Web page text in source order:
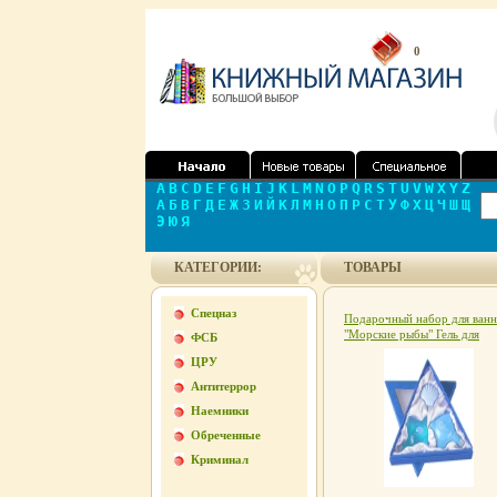
0
A B C D E F G H I J K L M N O P Q R S T U V W X Y Z
А Б В Г Д Е Ж З И Й К Л М Н О П Р С Т У Ф Х Ц Ч Ш Щ
Э Ю Я
КАТЕГОРИИ:
Спецназ
ФСБ
ЦРУ
Антитеррор
Наемники
Обреченные
Криминал
ТОВАРЫ
Подарочный набор для ванн
"Морские рыбы" Гель для
шипучая соль для ванн х 6
Товар сертифицирован инфо